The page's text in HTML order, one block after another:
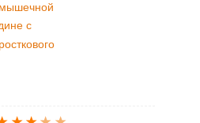
с